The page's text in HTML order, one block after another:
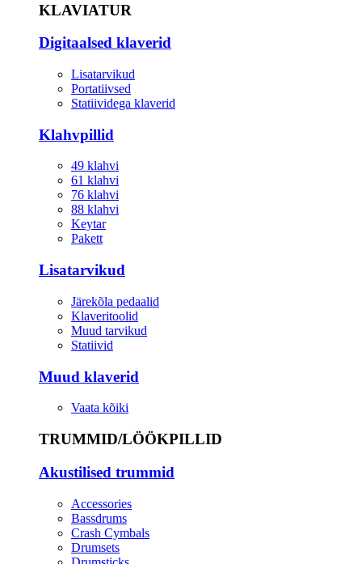
KLAVIATUR
Digitaalsed klaverid
Lisatarvikud
Portatiivsed
Statiividega klaverid
Klahvpillid
49 klahvi
61 klahvi
76 klahvi
88 klahvi
Keytar
Pakett
Lisatarvikud
Järekõla pedaalid
Klaveritoolid
Muud tarvikud
Statiivid
Muud klaverid
Vaata kõiki
TRUMMID/LÖÖKPILLID
Akustilised trummid
Accessories
Bassdrums
Crash Cymbals
Drumsets